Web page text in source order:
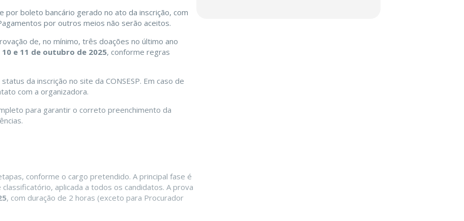
boleto bancário gerado no ato da inscrição, com
por outros meios não serão aceitos.
de, no mínimo, três doações no último ano
10 e 11 de outubro de 2025, conforme regras
da inscrição no site da CONSESP. Em caso de
com a organizadora.
para garantir o correto preenchimento da
conforme o cargo pretendido. A principal fase é
aplicada a todos os candidatos. A prova
, com duração de 2 horas (exceto para Procurador